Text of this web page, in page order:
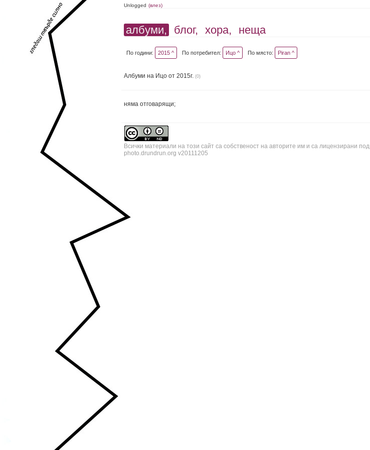
Unlogged (влез)
албуми, блог, хора, неща
По години: 2015 ^ По потребител: Ицо ^ По място: Piran ^
Албуми на Ицо от 2015г. (0)
няма отговарящи;
Всички материали на този сайт са собственост на авторите им и са лицензирани под
photo.drundrun.org v20111205